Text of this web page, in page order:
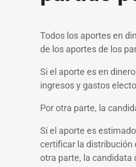
Todos los aportes en
de los aportes de los
Si el aporte es en
ingresos y gastos
Por otra parte, la
Si el aporte es
certificar la distribución
otra parte, la candidata